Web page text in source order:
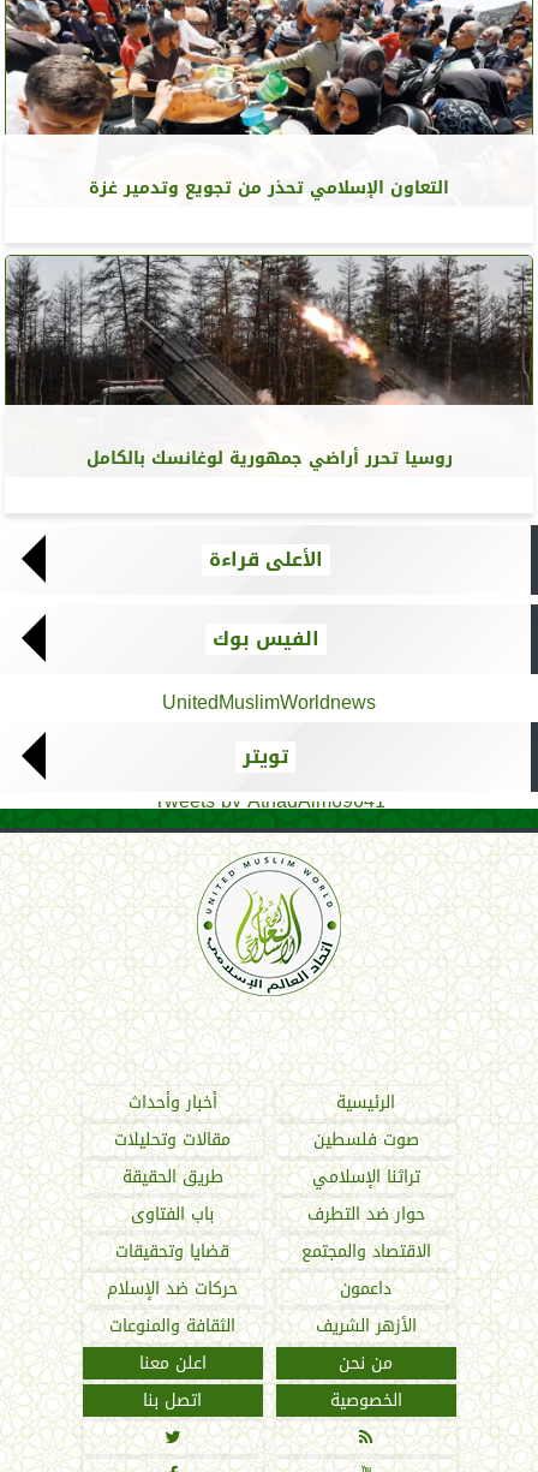
التعاون الإسلامي تحذر من تجويع وتدمير غزة
روسيا تحرر أراضي جمهورية لوغانسك بالكامل
الأعلى قراءة
الفيس بوك
UnitedMuslimWorldnews
تويتر
Tweets by AthadAlm69641
اتحاد العالم الإسلامي
الرئيسية
أخبار وأحداث
صوت فلسطين
مقالات وتحليلات
تراثنا الإسلامي
طريق الحقيقة
حوار ضد التطرف
باب الفتاوى
الاقتصاد والمجتمع
قضايا وتحقيقات
داعمون
حركات ضد الإسلام
الأزهر الشريف
الثقافة والمنوعات
من نحن
اعلن معنا
الخصوصية
اتصل بنا

